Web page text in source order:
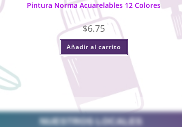
Pintura Norma Acuarelables 12 Colores
$6.75
Añadir al carrito
NUESTROS LOCALES